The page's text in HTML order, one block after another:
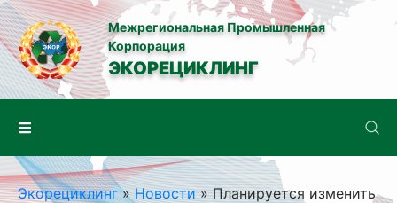
Межрегиональная Промышленная
Корпорация
ЭКОРЕЦИКЛИНГ
Экорециклинг»Новости» Планируется изменить